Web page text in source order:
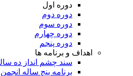
دوره اول
دوره دوم
دوره سوم
دوره چهارم
دوره پنجم
اهداف و برنامه ها
سند چشم انداز ده ساله
برنامه پنج ساله انجمن